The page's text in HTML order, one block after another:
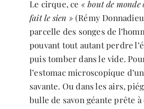
Le cirque, ce « bout de monde
fait le sien » (Rémy
parcelle des songes de
pouvant tout autant perdre
puis tomber dans le vide.
l’estomac microscopique
savante. Ou dans les airs,
bulle de savon géante prête